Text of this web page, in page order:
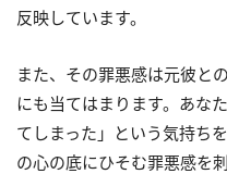
反映しています。
また、その罪悪感は元彼と
にも当てはまります。あな
てしまった」という気持ち
の心の底にひそむ罪悪感を